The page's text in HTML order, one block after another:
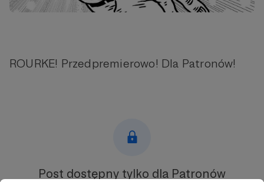
ROURKE! Przedpremierowo! Dla Patronów!
Post dostępny tylko dla Patronów